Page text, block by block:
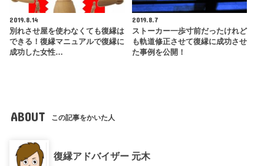
2019.8.14
別れさせ屋を使わなくても復縁は
できる！復縁マニュアルで復縁に
成功した女性…
2019.8.7
ストーカー一歩寸前だったけれど
も軌道修正させて復縁に成功させ
た事例を公開！
ABOUT この記事をかいた人
復縁アドバイザー 元木